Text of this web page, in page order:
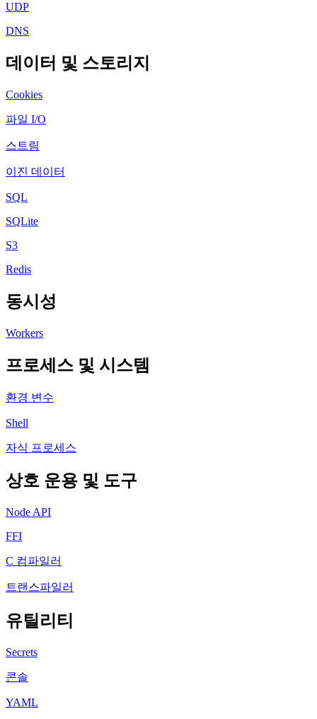
UDP
DNS
데이터 및 스토리지
Cookies
파일 I/O
스트림
이진 데이터
SQL
SQLite
S3
Redis
동시성
Workers
프로세스 및 시스템
환경 변수
Shell
자식 프로세스
상호 운용 및 도구
Node API
FFI
C 컴파일러
트랜스파일러
유틸리티
Secrets
콘솔
YAML